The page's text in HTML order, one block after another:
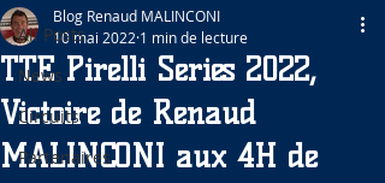
All Posts
News
Circuits
Partenaires
TTE Pirelli Series 2022,
Victoire de Renaud
MALINCONI aux 4H de
Blog Renaud MALINCONI
10 mai 2022 1 min de lecture